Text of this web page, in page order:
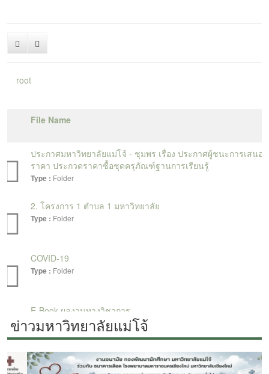
ท่องเที่ยว กระทรวงการท่องเที่ยวและกีฬา เพื่อส่งเสริมและ
ยกระดับมาตรฐานการท่องเที่ยวโดยชุมชน ให้มีคุณภาพ มี
ความพร้อมในการรองรับนักท่องเที่ยว และสามารถสร้างราย
ข่าวมหาวิทยาลัยแม่โจ้